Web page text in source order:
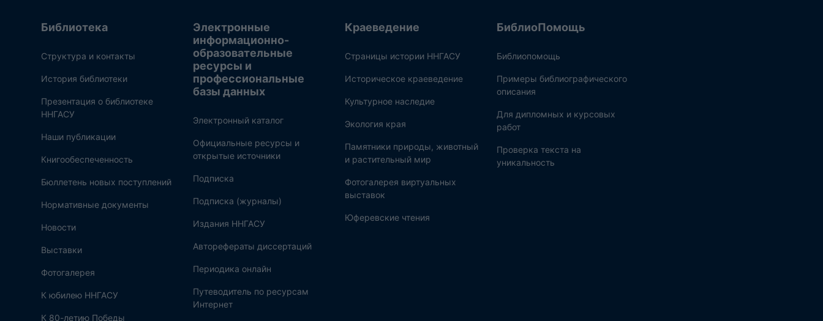
Библиотека
Структура и контакты
История библиотеки
Презентация о библиотеке
ННГАСУ
Наши публикации
Книгообеспеченность
Бюллетень новых поступлений
Нормативные документы
Новости
Выставки
Фотогалерея
К юбилею ННГАСУ
К 80-летию Победы
Электронные
информационно-
образовательные
ресурсы и
профессиональные
базы данных
Электронный каталог
Официальные ресурсы и
открытые источники
Подписка
Подписка (журналы)
Издания ННГАСУ
Авторефераты диссертаций
Периодика онлайн
Путеводитель по ресурсам
Интернет
Краеведение
Страницы истории ННГАСУ
Историческое краеведение
Культурное наследие
Экология края
Памятники природы, животный
и растительный мир
Фотогалерея виртуальных
выставок
Юферевские чтения
БиблиоПомощь
Библиопомощь
Примеры библиографического
описания
Для дипломных и курсовых
работ
Проверка текста на
уникальность